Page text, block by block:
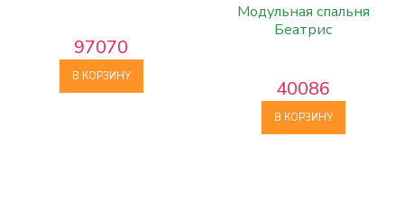
97070
В КОРЗИНУ
Модульная спальня
Беатрис
40086
В КОРЗИНУ